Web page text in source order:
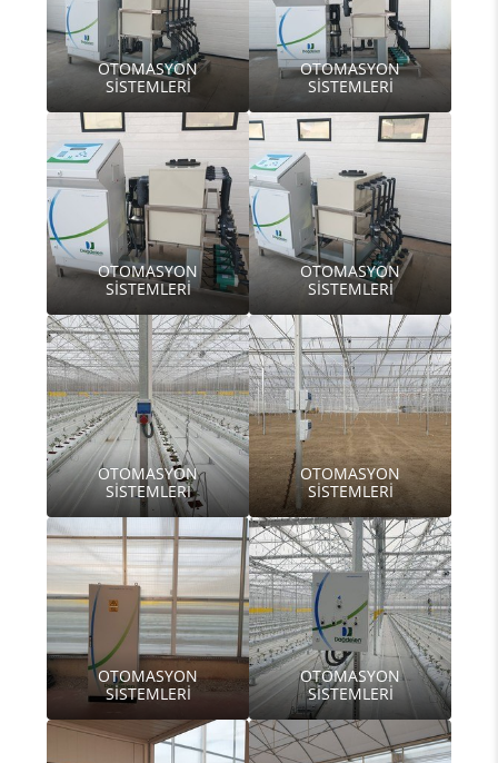
OTOMASYON
SİSTEMLERİ
OTOMASYON
SİSTEMLERİ
OTOMASYON
SİSTEMLERİ
OTOMASYON
SİSTEMLERİ
OTOMASYON
SİSTEMLERİ
OTOMASYON
SİSTEMLERİ
OTOMASYON
SİSTEMLERİ
OTOMASYON
SİSTEMLERİ